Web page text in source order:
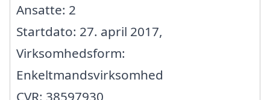
Ansatte: 2
Startdato: 27. april 2017,
Virksomhedsform:
Enkeltmandsvirksomhed
CVR: 38597930